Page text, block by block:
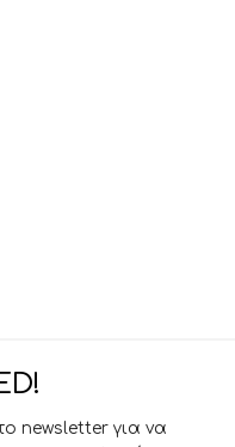
newsletter για να